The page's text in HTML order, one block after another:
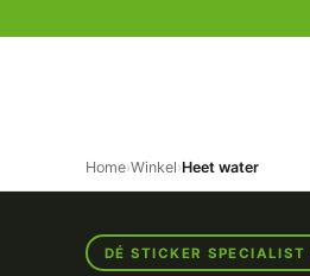
Home›Winkel›Heet water
DÉ STICKER SPECIALIST